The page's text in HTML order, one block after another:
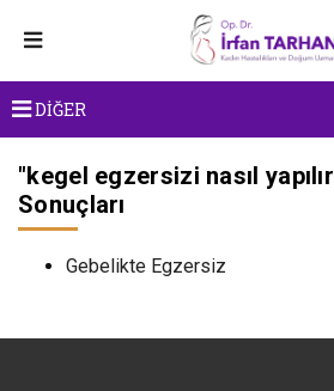
DİĞER
"kegel egzersizi nasıl yapılır
Sonuçları
Gebelikte Egzersiz